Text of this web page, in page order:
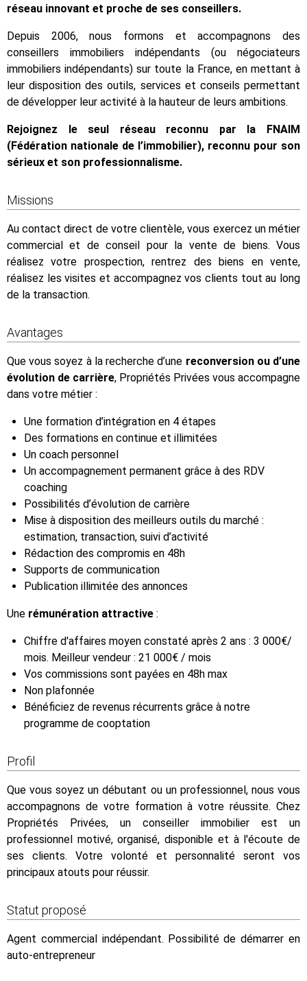
réseau innovant et proche de ses conseillers.
Depuis 2006, nous formons et accompagnons des
conseillers immobiliers indépendants (ou négociateurs
immobiliers indépendants) sur toute la France, en mettant à
leur disposition des outils, services et conseils permettant
de développer leur activité à la hauteur de leurs ambitions.
Rejoignez le seul réseau reconnu par la FNAIM
(Fédération nationale de l’immobilier), reconnu pour son
sérieux et son professionnalisme.
Missions
Au contact direct de votre clientèle, vous exercez un métier
commercial et de conseil pour la vente de biens. Vous
réalisez votre prospection, rentrez des biens en vente,
réalisez les visites et accompagnez vos clients tout au long
de la transaction.
Avantages
Que vous soyez à la recherche d’une reconversion ou d’une
évolution de carrière, Propriétés Privées vous accompagne
dans votre métier :
Une formation d’intégration en 4 étapes
Des formations en continue et illimitées
Un coach personnel
Un accompagnement permanent grâce à des RDV
coaching
Possibilités d’évolution de carrière
Mise à disposition des meilleurs outils du marché :
estimation, transaction, suivi d’activité
Rédaction des compromis en 48h
Supports de communication
Publication illimitée des annonces
Une rémunération attractive :
Chiffre d'affaires moyen constaté après 2 ans : 3 000€/
mois. Meilleur vendeur : 21 000€ / mois
Vos commissions sont payées en 48h max
Non plafonnée
Bénéficiez de revenus récurrents grâce à notre
programme de cooptation
Profil
Que vous soyez un débutant ou un professionnel, nous vous
accompagnons de votre formation à votre réussite. Chez
Propriétés Privées, un conseiller immobilier est un
professionnel motivé, organisé, disponible et à l'écoute de
ses clients. Votre volonté et personnalité seront vos
principaux atouts pour réussir.
Statut proposé
Agent commercial indépendant. Possibilité de démarrer en
auto-entrepreneur